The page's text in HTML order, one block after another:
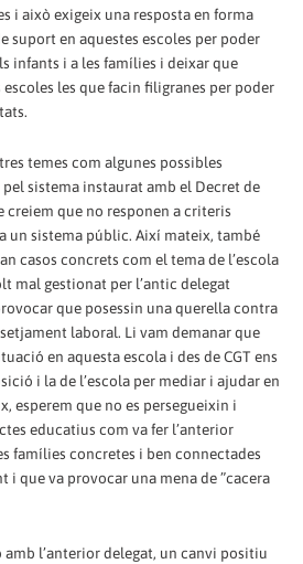
i això exigeix una resposta en forma
suport en aquestes escoles per poder
infants i a les famílies i deixar que
les que facin filigranes per poder
temes com algunes possibles
sistema instaurat amb el Decret de
que no responen a criteris
un sistema públic. Així mateix, també
casos concrets com el tema de l’escola
mal gestionat per l’antic delegat
que posessin una querella contra
laboral. Li vam demanar que
en aquesta escola i des de CGT ens
i la de l’escola per mediar i ajudar en
esperem que no es persegueixin i
educatius com va fer l’anterior
famílies concretes i ben connectades
i que va provocar una mena de ”cacera
l’anterior delegat, un canvi positiu